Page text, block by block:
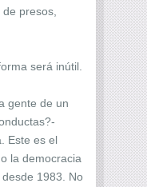
presos,
será inútil.
gente de un
Este es el
la democracia
1983. No